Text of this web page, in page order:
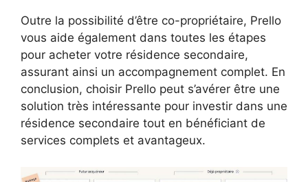
Outre la possibilité d’être co-propriétaire, Prello
vous aide également dans toutes les étapes
pour acheter votre résidence secondaire,
assurant ainsi un accompagnement complet. En
conclusion, choisir Prello peut s’avérer être une
solution très intéressante pour investir dans une
résidence secondaire tout en bénéficiant de
services complets et avantageux.